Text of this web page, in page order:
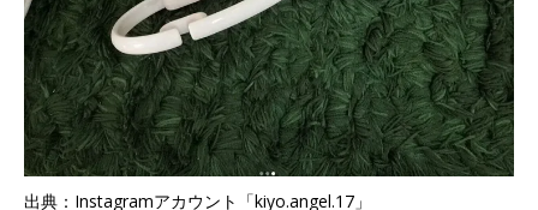
出典：Instagramアカウント「kiyo.angel.17」